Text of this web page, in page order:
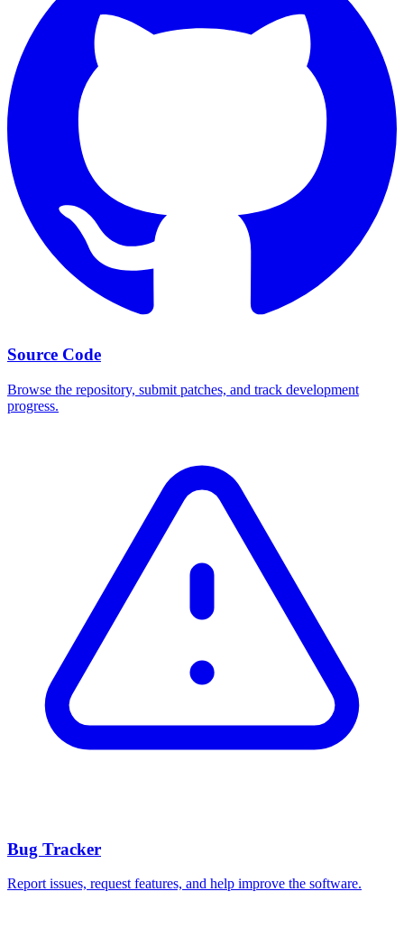
Source Code
Browse the repository, submit patches, and track development
progress.
Bug Tracker
Report issues, request features, and help improve the software.